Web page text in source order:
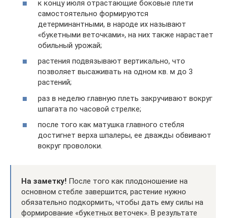
к концу июля отрастающие боковые плети
самостоятельно формируются
детерминантными, в народе их называют
«букетными веточками», на них также нарастает
обильный урожай;
растения подвязывают вертикально, что
позволяет высаживать на одном кв. м до 3
растений;
раз в неделю главную плеть закручивают вокруг
шпагата по часовой стрелке;
после того как матушка главного стебля
достигнет верха шпалеры, ее дважды обвивают
вокруг проволоки.
На заметку! После того как плодоношение на
основном стебле завершится, растение нужно
обязательно подкормить, чтобы дать ему силы на
формирование «букетных веточек». В результате